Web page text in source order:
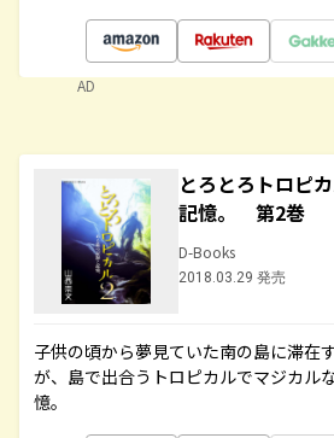
AD
とろとろトロピ
記憶。 第2巻
D-Books
2018.03.29 発売
子供の頃から夢見ていた南の島に滞在
が、島で出合うトロピカルでマジカル
憶。